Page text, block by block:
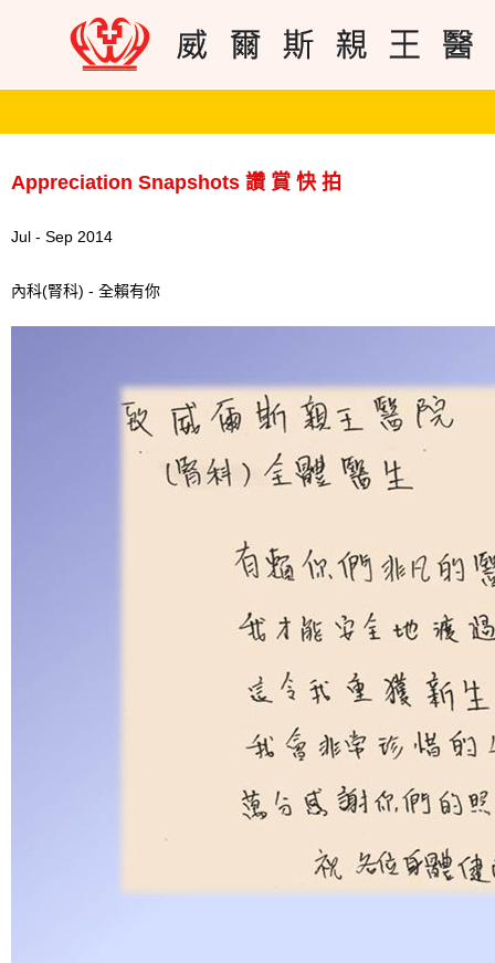
Appreciation Snapshots 讚 賞 快 拍
Jul - Sep 2014
內科(腎科) - 全賴有你